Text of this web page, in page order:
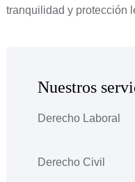
tranquilidad y protección
Nuestros
Derecho Laboral
Derecho Civil